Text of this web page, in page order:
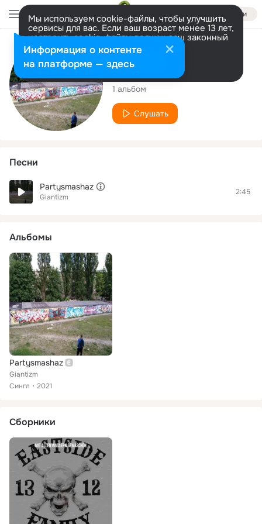
Войти
Мы используем cookie-файлы, чтобы улучшить
сервисы для вас. Если ваш возраст менее 13 лет,
настроить cookie-файлы должен ваш законный
представитель. Больше информации
Разрешить все Настроить
Исполнитель
Giantizm
1 альбом
Слушать
Песни
Partysmashaz
Giantizm
2:45
Альбомы
Partysmashaz
Giantizm
Сингл
2021
Сборники
Информация о контенте
на платформе — здесь